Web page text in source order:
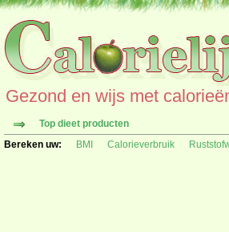
Gezond en wijs met
Top dieet producten
Bereken uw:
BMI Calorieverbruik